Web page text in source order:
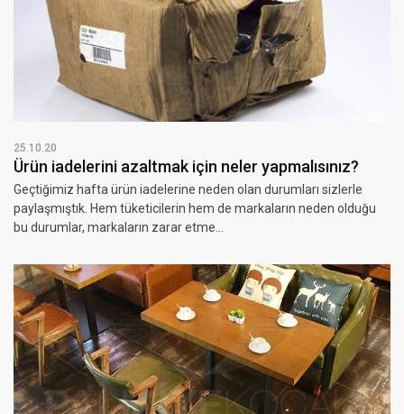
25.10.20
Ürün iadelerini azaltmak için neler yapmalısınız?
Geçtiğimiz hafta ürün iadelerine neden olan durumları sizlerle
paylaşmıştık. Hem tüketicilerin hem de markaların neden olduğu
bu durumlar, markaların zarar etme...